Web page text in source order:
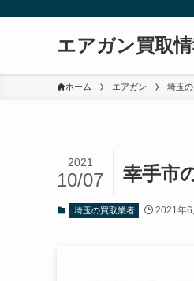
エアガン買取
ホーム エアガン 埼玉
幸手市
2021
10/07
埼玉の買取業者 2021年6